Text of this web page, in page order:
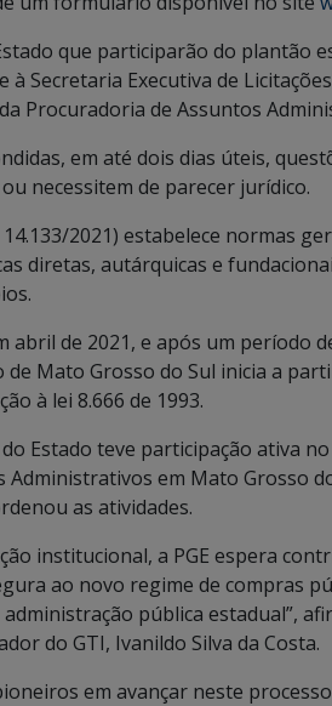
que participarão do plantão
à Secretaria Executiva de
Procuradoria de Assuntos
em até dois dias úteis,
necessitem de parecer jurídico.
2021) estabelece normas
diretas, autárquicas e
abril de 2021, e após um período
Mato Grosso do Sul inicia a
à lei 8.666 de 1993.
Estado teve participação ativa
Administrativos em Mato Grosso
as atividades.
institucional, a PGE espera
ao novo regime de compras
administração pública estadual”,
do GTI, Ivanildo Silva da Costa.
em avançar neste